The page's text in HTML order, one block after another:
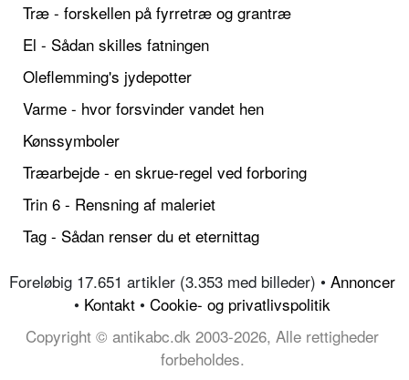
Træ - forskellen på fyrretræ og grantræ
El - Sådan skilles fatningen
Oleflemming's jydepotter
Varme - hvor forsvinder vandet hen
Kønssymboler
Træarbejde - en skrue-regel ved forboring
Trin 6 - Rensning af maleriet
Tag - Sådan renser du et eternittag
Foreløbig 17.651 artikler (3.353 med billeder) • Annoncer
• Kontakt • Cookie- og privatlivspolitik
Copyright © antikabc.dk 2003-2026, Alle rettigheder
forbeholdes.